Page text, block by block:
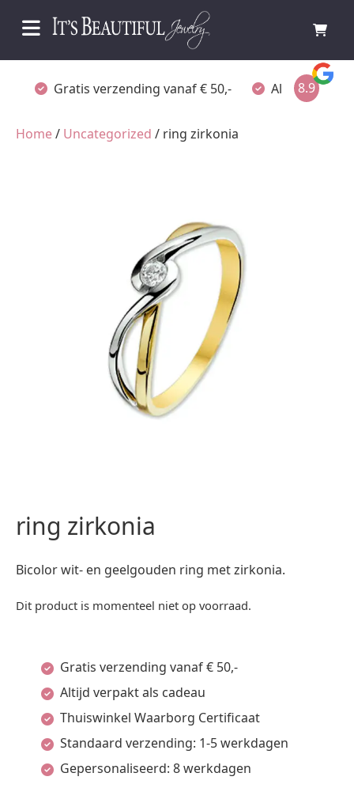
Gratis verzending vanaf € 50,- Altijd verpakt
8.9
Home/ Uncategorized / ring zirkonia
ring zirkonia
Bicolor wit- en geelgouden ring met zirkonia.
Dit product is momenteel niet op voorraad.
Gratis verzending vanaf € 50,-
Altijd verpakt als cadeau
Thuiswinkel Waarborg Certificaat
Standaard verzending: 1-5 werkdagen
Gepersonaliseerd: 8 werkdagen